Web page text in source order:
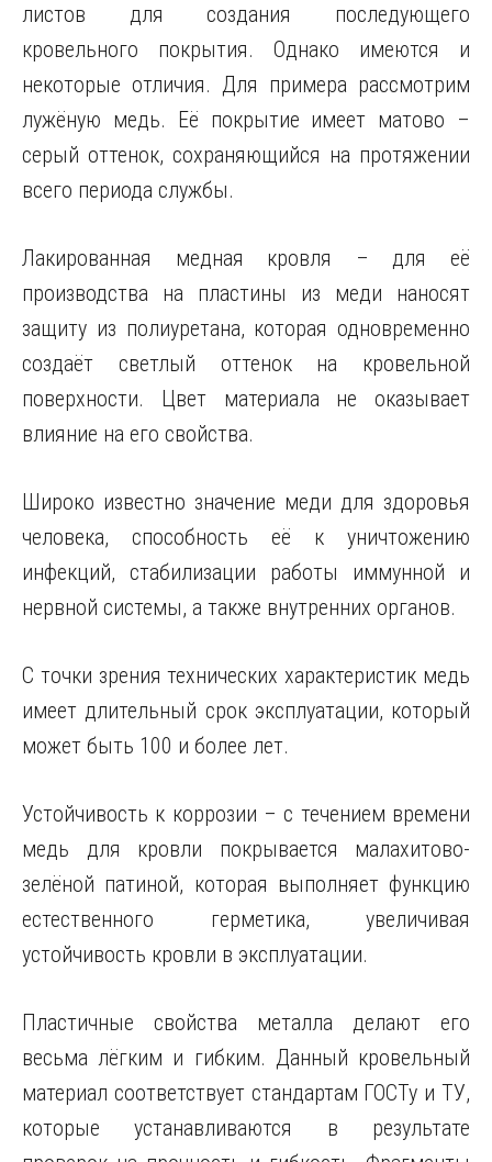
листов для создания последующего
кровельного покрытия. Однако имеются и
некоторые отличия. Для примера рассмотрим
лужёную медь. Её покрытие имеет матово –
серый оттенок, сохраняющийся на протяжении
всего периода службы.
Лакированная медная кровля – для её
производства на пластины из меди наносят
защиту из полиуретана, которая одновременно
создаёт светлый оттенок на кровельной
поверхности. Цвет материала не оказывает
влияние на его свойства.
Широко известно значение меди для здоровья
человека, способность её к уничтожению
инфекций, стабилизации работы иммунной и
нервной системы, а также внутренних органов.
С точки зрения технических характеристик медь
имеет длительный срок эксплуатации, который
может быть 100 и более лет.
Устойчивость к коррозии – с течением времени
медь для кровли покрывается малахитово-
зелёной патиной, которая выполняет функцию
естественного герметика, увеличивая
устойчивость кровли в эксплуатации.
Пластичные свойства металла делают его
весьма лёгким и гибким. Данный кровельный
материал соответствует стандартам ГОСТу и ТУ,
которые устанавливаются в результате